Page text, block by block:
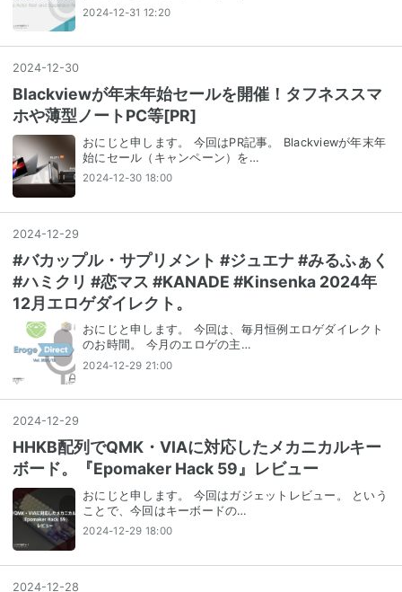
2024-12-31 12:20
2024-12-30
Blackviewが年末年始セールを開催！タフネススマ
ホや薄型ノートPC等[PR]
おにじと申します。 今回はPR記事。 Blackviewが年末年
始にセール（キャンペーン）を…
2024-12-30 18:00
2024-12-29
#バカップル・サプリメント #ジュエナ #みるふぁく
#ハミクリ #恋マス #KANADE #Kinsenka 2024年
12月エロゲダイレクト。
おにじと申します。 今回は、毎月恒例エロゲダイレクト
のお時間。 今月のエロゲの主…
2024-12-29 21:00
2024-12-29
HHKB配列でQMK・VIAに対応したメカニカルキー
ボード。『Epomaker Hack 59』レビュー
おにじと申します。 今回はガジェットレビュー。 という
ことで、今回はキーボードの…
2024-12-29 18:00
2024-12-28